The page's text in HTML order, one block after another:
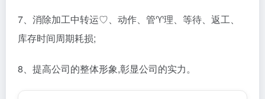
7、消除加工中转运♡、动作、管♈理、等待、返工、
库存时间周期耗损;
8、提高公司的整体形象,彰显公司的实力。